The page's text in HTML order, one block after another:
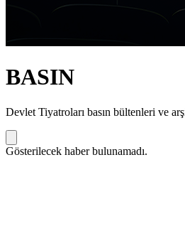
BASIN
Devlet Tiyatroları basın bültenleri ve
Gösterilecek haber bulunamadı.